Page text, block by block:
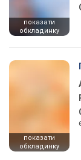
показати
обкладинку
показати
обкладинку